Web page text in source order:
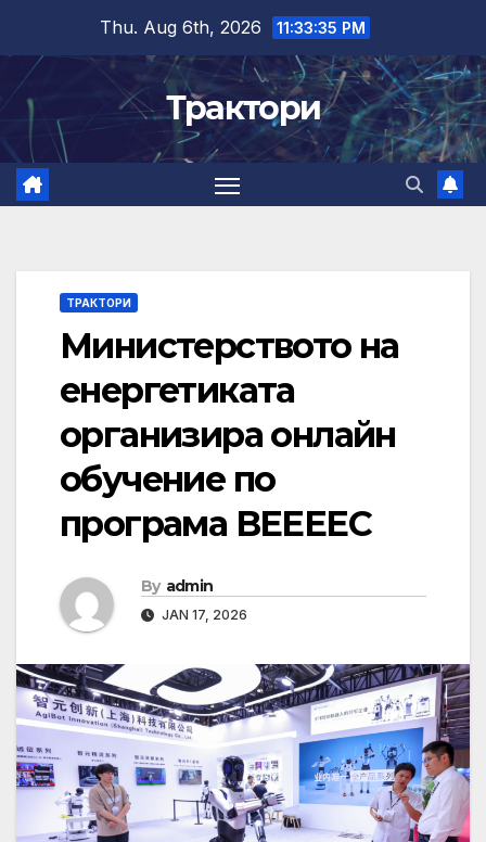
content
Thu. Aug 6th, 2026 11:33:36 PM
Трактори
ТРАКТОРИ
Министерството на
енергетиката
организира онлайн
обучение по
програма ВЕЕЕЕС
By admin
JAN 17, 2026